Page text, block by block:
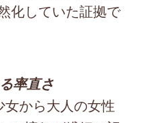
化していた証拠で
率直さ
から大人の女性